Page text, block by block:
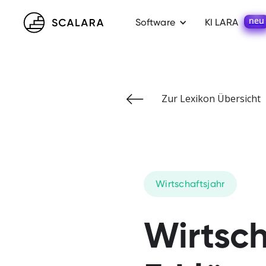
Software KI LARA neu
Zur Lexikon Übersicht
Wirtschaftsjahr